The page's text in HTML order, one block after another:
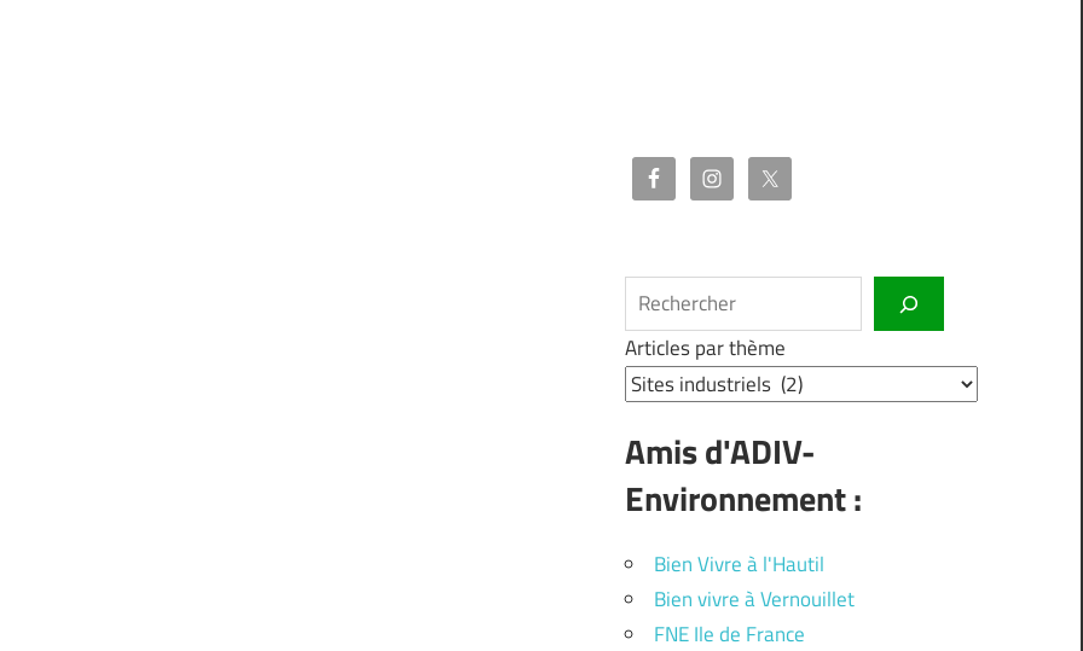
Rechercher
Articles par thème
Amis d'ADIV-
Environnement :
Bien Vivre à l'Hautil
Bien vivre à Vernouillet
FNE Ile de France